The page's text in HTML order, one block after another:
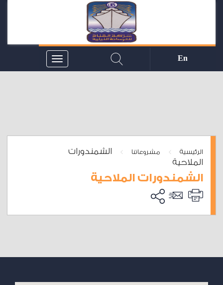
En
الرئيسية > مشروعاتنا >
الشمندورات
الملاحية
الشمندورات الملاحية